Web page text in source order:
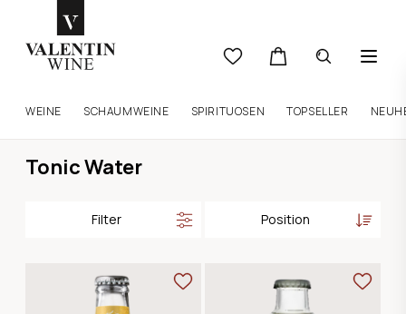
WEINE SCHAUMWEINE SPIRITUOSEN TOPSELLER
Tonic Water
Filter